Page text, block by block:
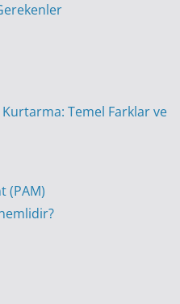
Temel Farklar ve
(PAM)